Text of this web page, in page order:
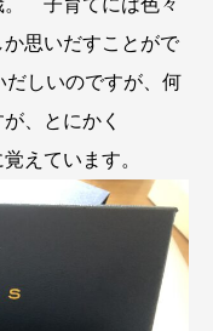
子育てには色々
思いだすことがで
しいのですが、何
、とにかく
えています。